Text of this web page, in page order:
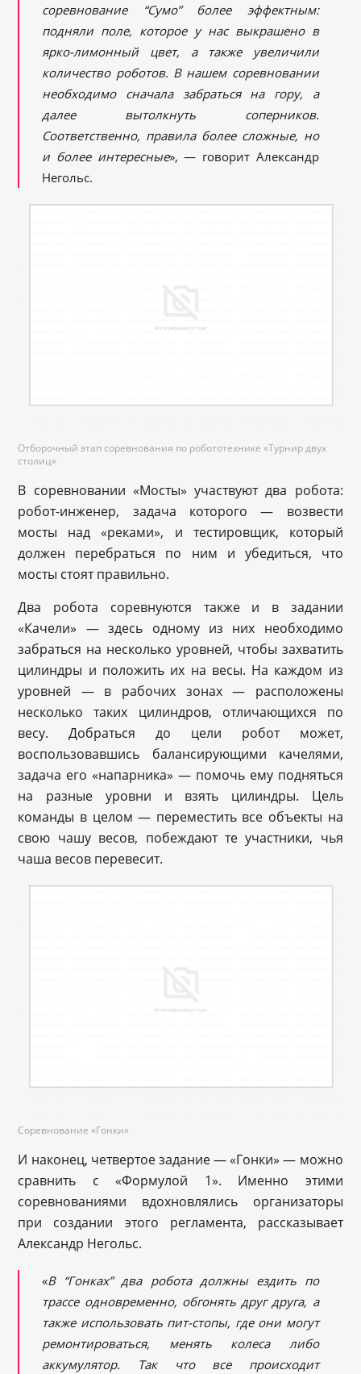
соревнование “Сумо” более эффектным:
подняли поле, которое у нас выкрашено в
ярко-лимонный цвет, а также увеличили
количество роботов. В нашем соревновании
необходимо сначала забраться на гору, а
далее вытолкнуть соперников.
Соответственно, правила более сложные, но
и более интересные», — говорит Александр
Негольс.
Отборочный этап соревнования по робототехнике «Турнир двух
столиц»
В соревновании «Мосты» участвуют два робота:
робот-инженер, задача которого — возвести
мосты над «реками», и тестировщик, который
должен перебраться по ним и убедиться, что
мосты стоят правильно.
Два робота соревнуются также и в задании
«Качели» — здесь одному из них необходимо
забраться на несколько уровней, чтобы захватить
цилиндры и положить их на весы. На каждом из
уровней — в рабочих зонах — расположены
несколько таких цилиндров, отличающихся по
весу. Добраться до цели робот может,
воспользовавшись балансирующими качелями,
задача его «напарника» — помочь ему подняться
на разные уровни и взять цилиндры. Цель
команды в целом — переместить все объекты на
свою чашу весов, побеждают те участники, чья
чаша весов перевесит.
Соревнование «Гонки»
И наконец, четвертое задание — «Гонки» — можно
сравнить с «Формулой 1». Именно этими
соревнованиями вдохновлялись организаторы
при создании этого регламента, рассказывает
Александр Негольс.
«В “Гонках” два робота должны ездить по
трассе одновременно, обгонять друг друга, а
также использовать пит-стопы, где они могут
ремонтироваться, менять колеса либо
аккумулятор. Так что все происходит